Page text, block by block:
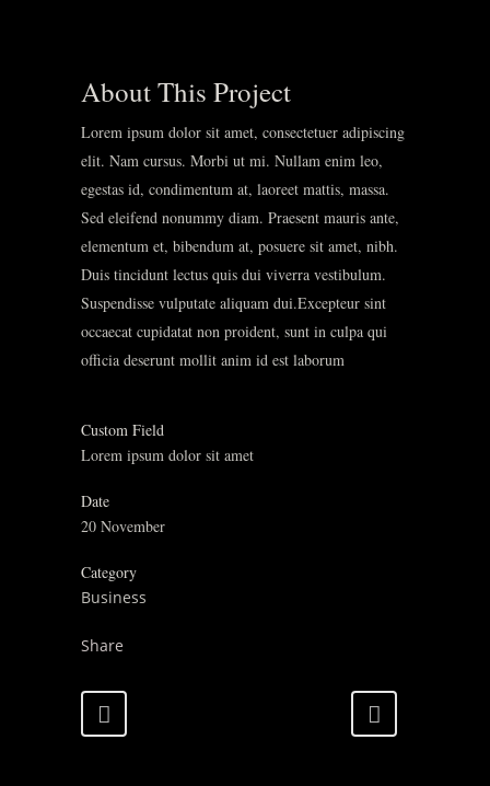
About This Project
Lorem ipsum dolor sit amet, consectetuer adipiscing
elit. Nam cursus. Morbi ut mi. Nullam enim leo,
egestas id, condimentum at, laoreet mattis, massa.
Sed eleifend nonummy diam. Praesent mauris ante,
elementum et, bibendum at, posuere sit amet, nibh.
Duis tincidunt lectus quis dui viverra vestibulum.
Suspendisse vulputate aliquam dui.Excepteur sint
occaecat cupidatat non proident, sunt in culpa qui
officia deserunt mollit anim id est laborum
Custom Field
Lorem ipsum dolor sit amet
Date
20 November
Category
Business
Share